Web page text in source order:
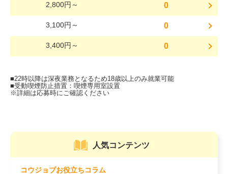
2,800円～ 0
3,100円～ 0
3,400円～ 0
人気コンテンツ
コウジョブお役立ちコラム